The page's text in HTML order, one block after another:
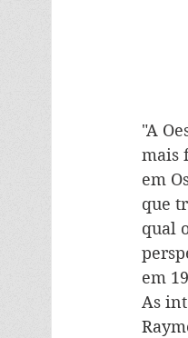
"A
mais
em
que
qual
em
As